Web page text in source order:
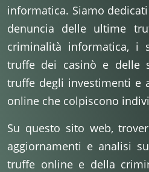
informatica. Siamo
denuncia delle ultime
criminalità informatica, i
truffe dei casinò e delle
truffe degli investimenti e
online che colpiscono
Su questo sito web,
aggiornamenti e analisi
truffe online e della